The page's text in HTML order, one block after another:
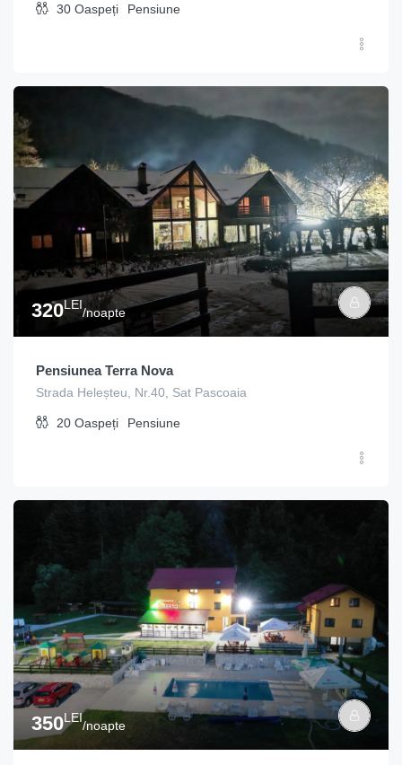
30 Oaspeți Pensiune
320LEI
/noapte
Pensiunea Terra Nova
Strada Heleșteu, Nr.40, Sat Pascoaia
20 Oaspeți Pensiune
350LEI
/noapte